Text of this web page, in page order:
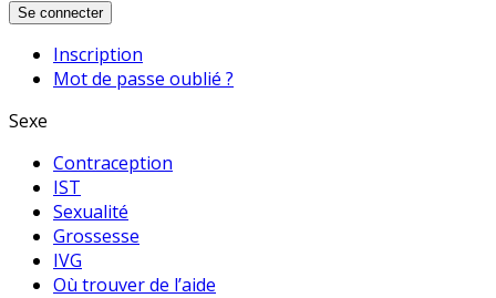
Se connecter
Inscription
Mot de passe oublié ?
Sexe
Contraception
IST
Sexualité
Grossesse
IVG
Où trouver de l’aide